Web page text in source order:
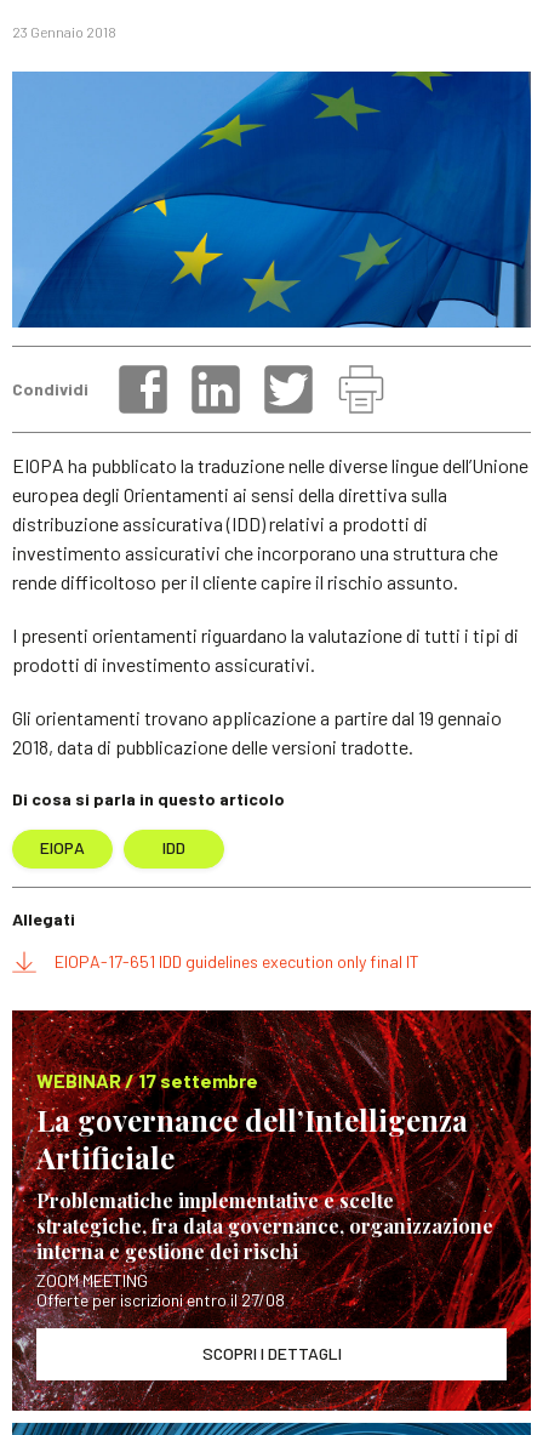
23 Gennaio 2018
Condividi
EIOPA ha pubblicato la traduzione nelle diverse lingue dell’Unione
europea degli Orientamenti ai sensi della direttiva sulla
distribuzione assicurativa (IDD) relativi a prodotti di
investimento assicurativi che incorporano una struttura che
rende difficoltoso per il cliente capire il rischio assunto.
I presenti orientamenti riguardano la valutazione di tutti i tipi di
prodotti di investimento assicurativi.
Gli orientamenti trovano applicazione a partire dal 19 gennaio
2018, data di pubblicazione delle versioni tradotte.
Di cosa si parla in questo articolo
EIOPA IDD
Allegati
EIOPA-17-651 IDD guidelines execution only final IT
WEBINAR / 17 settembre
La governance dell’Intelligenza
Artificiale
Problematiche implementative e scelte
strategiche, fra data governance, organizzazione
interna e gestione dei rischi
ZOOM MEETING
Offerte per iscrizioni entro il 27/08
SCOPRI I DETTAGLI